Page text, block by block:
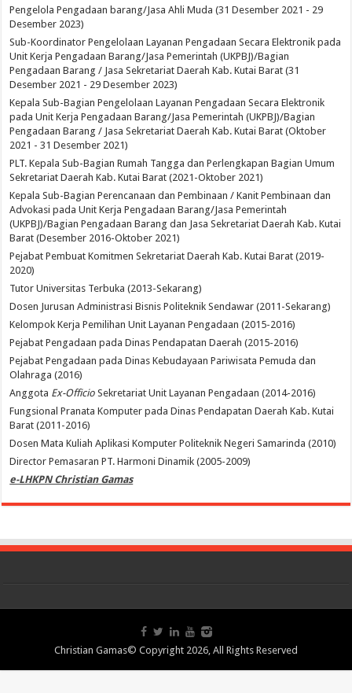
Pengelola Pengadaan barang/Jasa Ahli Muda (31 Desember 2021 - 29
Desember 2023)
Sub-Koordinator Pengelolaan Layanan Pengadaan Secara Elektronik pada
Unit Kerja Pengadaan Barang/Jasa Pemerintah (UKPBJ)/Bagian
Pengadaan Barang / Jasa Sekretariat Daerah Kab. Kutai Barat (31
Desember 2021 - 29 Desember 2023)
Kepala Sub-Bagian Pengelolaan Layanan Pengadaan Secara Elektronik
pada Unit Kerja Pengadaan Barang/Jasa Pemerintah (UKPBJ)/Bagian
Pengadaan Barang / Jasa Sekretariat Daerah Kab. Kutai Barat (Oktober
2021 - 31 Desember 2021)
PLT. Kepala Sub-Bagian Rumah Tangga dan Perlengkapan Bagian Umum
Sekretariat Daerah Kab. Kutai Barat (2021-Oktober 2021)
Kepala Sub-Bagian Perencanaan dan Pembinaan / Kanit Pembinaan dan
Advokasi pada Unit Kerja Pengadaan Barang/Jasa Pemerintah
(UKPBJ)/Bagian Pengadaan Barang dan Jasa Sekretariat Daerah Kab. Kutai
Barat (Desember 2016-Oktober 2021)
Pejabat Pembuat Komitmen Sekretariat Daerah Kab. Kutai Barat (2019-
2020)
Tutor Universitas Terbuka (2013-Sekarang)
Dosen Jurusan Administrasi Bisnis Politeknik Sendawar (2011-Sekarang)
Kelompok Kerja Pemilihan Unit Layanan Pengadaan (2015-2016)
Pejabat Pengadaan pada Dinas Pendapatan Daerah (2015-2016)
Pejabat Pengadaan pada Dinas Kebudayaan Pariwisata Pemuda dan
Olahraga (2016)
Anggota Ex-Officio Sekretariat Unit Layanan Pengadaan (2014-2016)
Fungsional Pranata Komputer pada Dinas Pendapatan Daerah Kab. Kutai
Barat (2011-2016)
Dosen Mata Kuliah Aplikasi Komputer Politeknik Negeri Samarinda (2010)
Director Pemasaran PT. Harmoni Dinamik (2005-2009)
e-LHKPN Christian Gamas
Christian Gamas© Copyright 2026, All Rights Reserved